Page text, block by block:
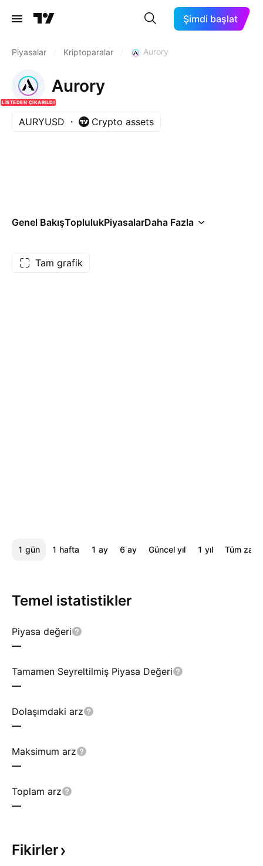
Şimdi başlat
Piyasalar Kriptoparalar Aurory
LISTEDEN ÇIKARILDI
Aurory
AURYUSD Crypto assets
Genel BakışToplulukPiyasalarDaha Fazla
Tam grafik
1 gün 1 hafta 1 ay 6 ay Güncel yıl 1 yıl Tüm
Temel istatistikler
Piyasa değeri
—
Tamamen Seyreltilmiş Piyasa Değeri
—
Dolaşımdaki arz
—
Maksimum arz
—
Toplam arz
—
Fikirler